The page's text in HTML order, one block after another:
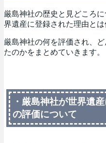
厳島神社の歴史と見どころ
界遺産に登録された理由と
厳島神社の何を評価され、
たのかをまとめていきます。
・厳島神社が世界遺
の評価について